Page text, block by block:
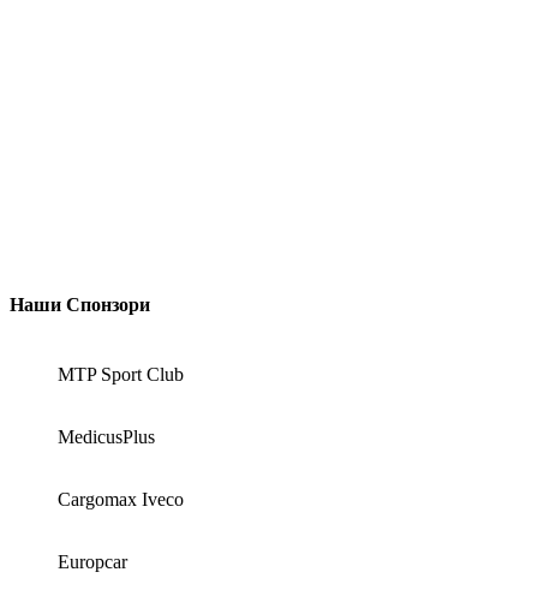
Наши Спонзори
MTP Sport Club
MedicusPlus
Cargomax Iveco
Europcar